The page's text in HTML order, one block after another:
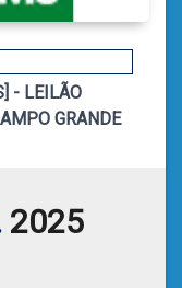
- LEILÃO
GRANDE
2025